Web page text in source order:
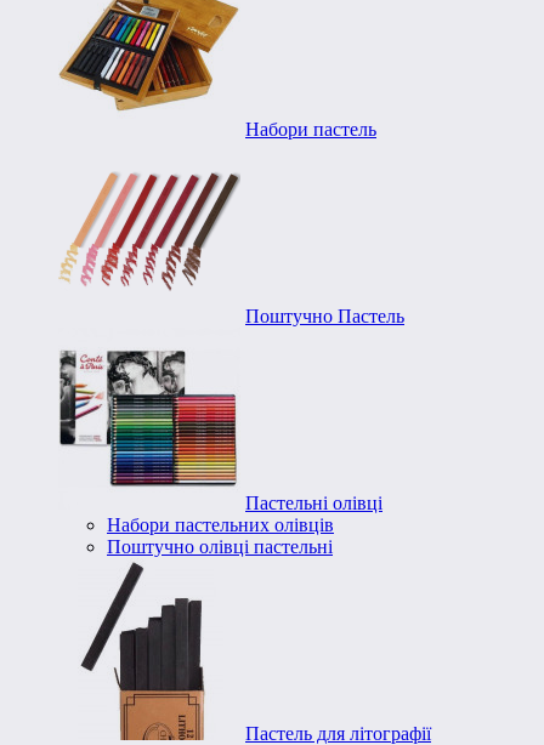
Набори пастель
Поштучно Пастель
Пастельні олівці
Набори пастельних олівців
Поштучно олівці пастельні
Пастель для літографії